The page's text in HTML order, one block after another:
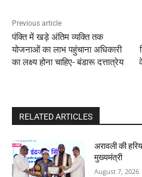
Previous article
पंक्ति में खड़े अंतिम व्यक्ति तक
योजनाओं का लाभ पहुंचाना अधिकारी
का लक्ष्य होना चाहिए- बंडारू दत्तात्रेय
RELATED ARTICLES
अरावली की
मुख्यमंत्री
August 7, 2026